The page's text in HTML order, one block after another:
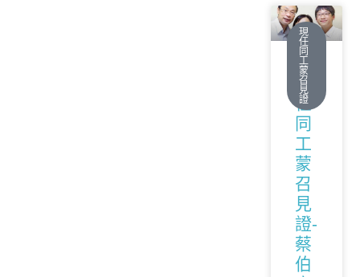
現
任
同
工
蒙
召
見
證
現
任
同
工
蒙
召
見
證-
蔡
伯